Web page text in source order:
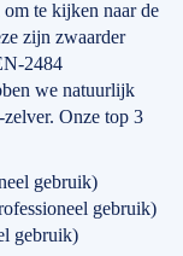
te kijken naar de
zijn zwaarder
2484
we natuurlijk
Onze top 3
gebruik)
gebruik)
gebruik)